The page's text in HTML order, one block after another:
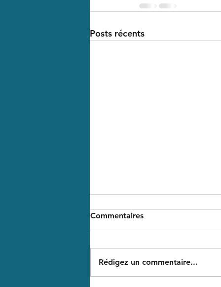
Posts récents
Merci !
Merci à tous ceux qui ont
et le vent pour profiter des
supers produits de la boutique
Commentaires
Rédigez un commentaire...